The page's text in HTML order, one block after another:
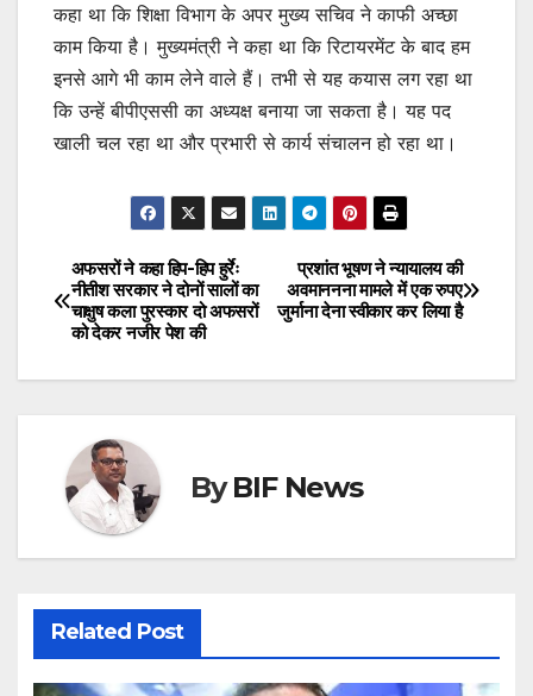
कहा था कि शिक्षा विभाग के अपर मुख्य सचिव ने काफी अच्छा
काम किया है। मुख्यमंत्री ने कहा था कि रिटायरमेंट के बाद हम
इनसे आगे भी काम लेने वाले हैं। तभी से यह कयास लग रहा था
कि उन्हें बीपीएससी का अध्यक्ष बनाया जा सकता है। यह पद
खाली चल रहा था और प्रभारी से कार्य संचालन हो रहा था।
Post
navigation
प्रशांत भूषण ने न्यायालय की
अवमाननना मामले में एक रुपए
जुर्माना देना स्वीकार कर लिया है
अफसरों ने कहा हिप-हिप हुर्रेः
नीतीश सरकार ने दोनों सालों का
चाक्षुष कला पुरस्कार दो अफसरों
को देकर नजीर पेश की
ByBIF News
Related Post